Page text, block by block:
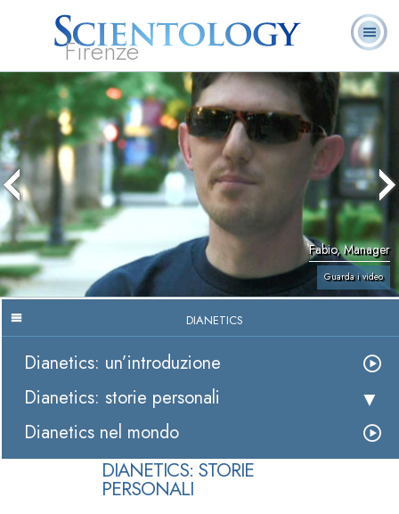
Firenze
L. Ron Hubbard:
Fondatore
Che cos’è
Scientology?
Ministri
Volontari
Domande
ricorrenti
Libri
Fabio, Manager
Guarda i video
DIANETICS
Dianetics: un’introduzione
Dianetics: storie personali
Dianetics nel mondo
DIANETICS: STORIE
PERSONALI